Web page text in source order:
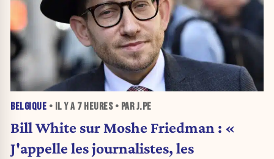
BELGIQUE • IL Y A 7 HEURES• PAR J.PE
Bill White sur Moshe Friedman : «
J'appelle les journalistes, les